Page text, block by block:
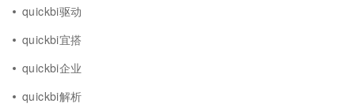
quickbi驱动
quickbi宜搭
quickbi企业
quickbi解析